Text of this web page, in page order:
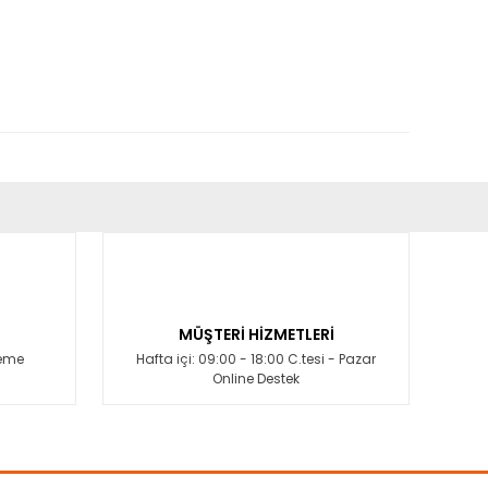
MÜŞTERİ HİZMETLERİ
Hafta içi: 09:00 - 18:00 C.tesi - Pazar
Online Destek